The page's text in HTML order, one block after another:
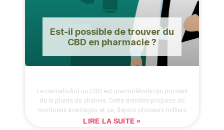
Est-il possible de trouver du
CBD en pharmacie ?
Le cannabidiol ou CBD est une molécule qui provient
de la plante de chanvre. Cette dernière propose de
nombreux avantages et ce, depuis plusieurs milliers
LIRE LA SUITE »